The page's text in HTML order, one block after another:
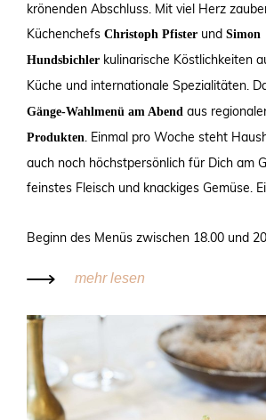
krönenden Abschluss. Mit viel Herz
Küchenchefs Christoph Pfister und Simon
Hundsbichler kulinarische Köstlichkeiten
Küche und internationale Spezialitäten.
Gänge-Wahlmenü am Abend aus
Produkten. Einmal pro Woche steht
auch noch höchstpersönlich für Dich am
feinstes Fleisch und knackiges Gemüse.
Beginn des Menüs zwischen 18.00 und
mehr lesen